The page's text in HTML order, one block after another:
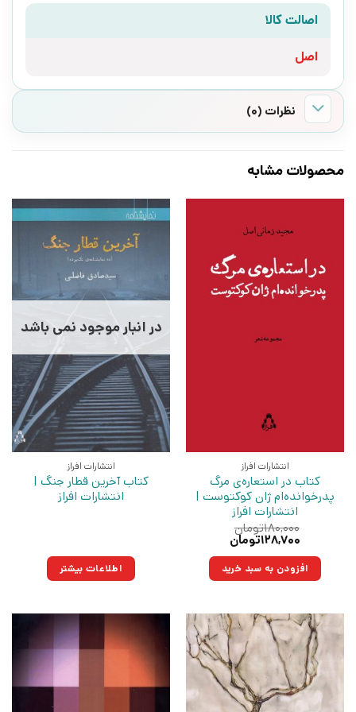
اصالت کالا
اصل
نظرات (0)
محصولات مشابه
انتشارات افراز
کتاب در استعاره‌ی مرگ
پدرخوانده‌ام ژان کوکتوست |
انتشارات افراز
۱۸۰,۰۰۰تومان
قیمت
۱۸۰,۰۰۰تومان
بود.
۱۲۸,۷۰۰تومان
۱۲۸,۷۰۰تومان.افزودن به سبد خرید
در انبار موجود نمی باشد
انتشارات افراز
کتاب آخرین قطار جنگ |
انتشارات افراز
اطلاعات بیشتر